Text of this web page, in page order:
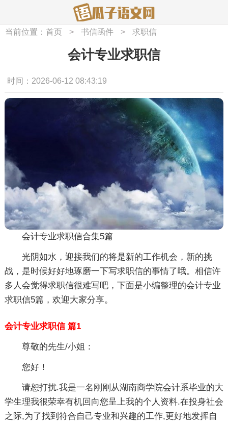
当前位置： 首页 > 书信函件 > 求职信
会计专业求职信
时间：2026-06-12 08:43:19
会计专业求职信合集5篇
光阴如水，迎接我们的将是新的工作机会，新的挑
战，是时候好好地琢磨一下写求职信的事情了哦。相信许
多人会觉得求职信很难写吧，下面是小编整理的会计专业
求职信5篇，欢迎大家分享。
会计专业求职信 篇1
尊敬的先生/小姐：
您好！
请恕打扰.我是一名刚刚从湖南商学院会计系毕业的大
学生理我很荣幸有机回向您呈上我的个人资料.在投身社会
之际,为了找到符合自己专业和兴趣的工作,更好地发挥自